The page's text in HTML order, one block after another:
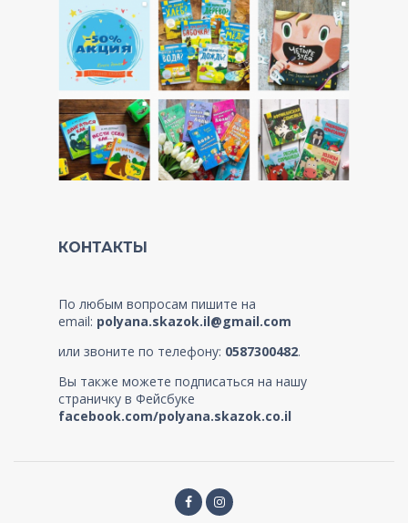
КОНТАКТЫ
По любым вопросам пишите на
email: polyana.skazok.il@gmail.com
или звоните по телефону: 0587300482.
Вы также можете подписаться на нашу
страничку в Фейсбуке
facebook.com/polyana.skazok.co.il